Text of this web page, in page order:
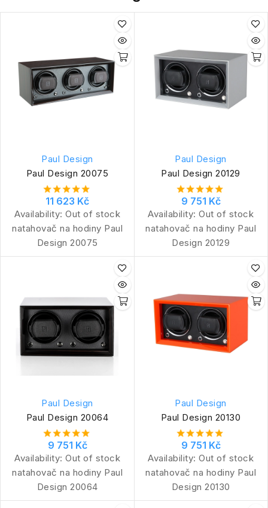
Paul Design
Paul Design 20075
11 623 Kč
Availability: Out of stock
natahovač na hodiny Paul
Design 20075
Paul Design
Paul Design 20129
9 751 Kč
Availability: Out of stock
natahovač na hodiny Paul
Design 20129
Paul Design
Paul Design 20064
9 751 Kč
Availability: Out of stock
natahovač na hodiny Paul
Design 20064
Paul Design
Paul Design 20130
9 751 Kč
Availability: Out of stock
natahovač na hodiny Paul
Design 20130